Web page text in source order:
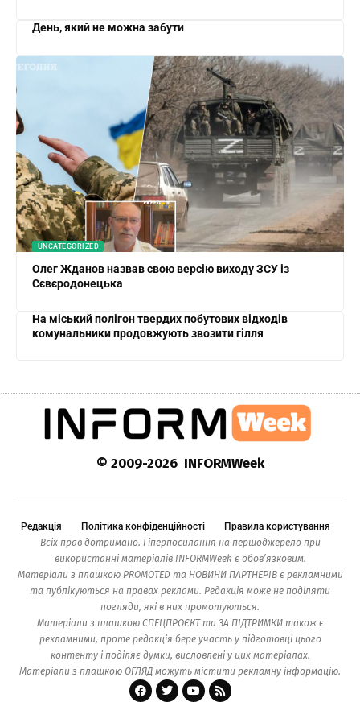
День, який не можна забути
UNCATEGORIZED
Олег Жданов назвав свою версію виходу ЗСУ із
Сєвєродонецька
На міський полігон твердих побутових відходів
комунальники продовжують звозити гілля
© 2009-2026 INFORMWeek
Редакція Політика конфіденційності
Правила користування
Всіх прав дотримано. Гіперпосилання на першоджерело при
використанні матеріалів INFORMWeek є обов’язковим.
Матеріали з плашкою PROMOTED та НОВИНИ ПАРТНЕРІВ є рекламними
та публікуються на правах реклами. Редакція може не поділяти
погляди, які в них промотуються.
Матеріали з плашкою СПЕЦПРОЄКТ та ЗА ПІДТРИМКИ також є
рекламними, проте редакція бере участь у підготовці цього
контенту і поділяє думки, висловлені у цих матеріалах.
Матеріали з плашкою ОГЛЯД можуть містити рекламну інформацію.